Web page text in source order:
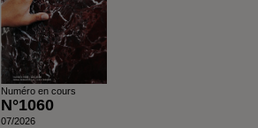
Numéro en cours
N°1060
07/2026